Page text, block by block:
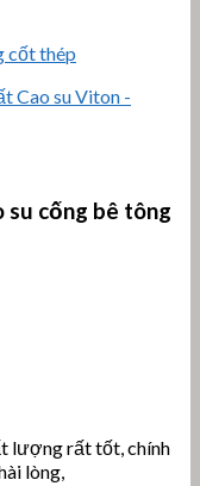
cốt thép
su cống bê tông
lượng rất tốt, chính
lòng,